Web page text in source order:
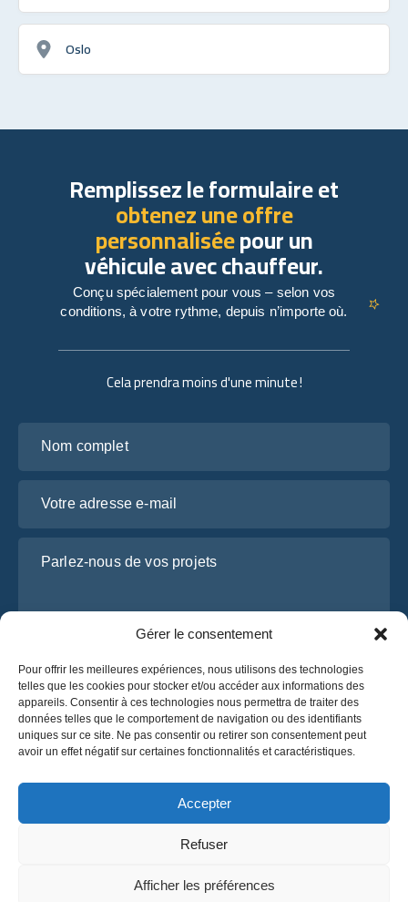
Gérer le consentement
Pour offrir les meilleures expériences, nous utilisons des technologies
telles que les cookies pour stocker et/ou accéder aux informations des
appareils. Consentir à ces technologies nous permettra de traiter des
données telles que le comportement de navigation ou des identifiants
uniques sur ce site. Ne pas consentir ou retirer son consentement peut
avoir un effet négatif sur certaines fonctionnalités et caractéristiques.
Accepter
Refuser
Afficher les préférences
Oslo
Cela prendra moins d'une minute !
J’ai lu et j’accepte lapolitique de confidentialité
d’OsaBus.
Obtenez un devis
Obtenez un devis
Remplissez le formulaire et
obtenez une offre
personnaliséepour un
véhicule avec chauffeur.
Conçu spécialement pour vous – selon vos
conditions, à votre rythme, depuis n’importe où.